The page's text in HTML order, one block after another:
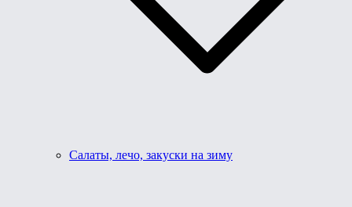
Салаты, лечо, закуски на зиму